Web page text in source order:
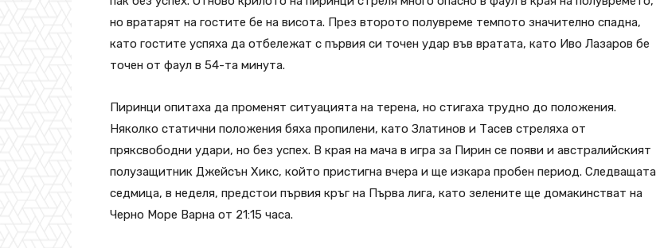
но вратарят на гостите бе на висота. През второто полувреме темпото значително спадна,
като гостите успяха да отбележат с първия си точен удар във вратата, като Иво Лазаров бе
точен от фаул в 54-та минута.
Пиринци опитаха да променят ситуацията на терена, но стигаха трудно до положения.
Няколко статични положения бяха пропилени, като Златинов и Тасев стреляха от
пряксвободни удари, но без успех. В края на мача в игра за Пирин се появи и австралийският
полузащитник Джейсън Хикс, който пристигна вчера и ще изкара пробен период. Следващата
седмица, в неделя, предстои първия кръг на Първа лига, като зелените ще домакинстват на
Черно Море Варна от 21:15 часа.